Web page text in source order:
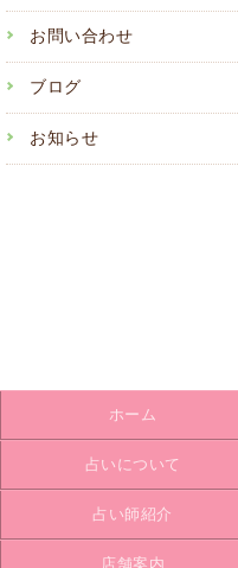
お問い合わせ
ブログ
お知らせ
ホーム
占いについて
占い師紹介
店舗案内